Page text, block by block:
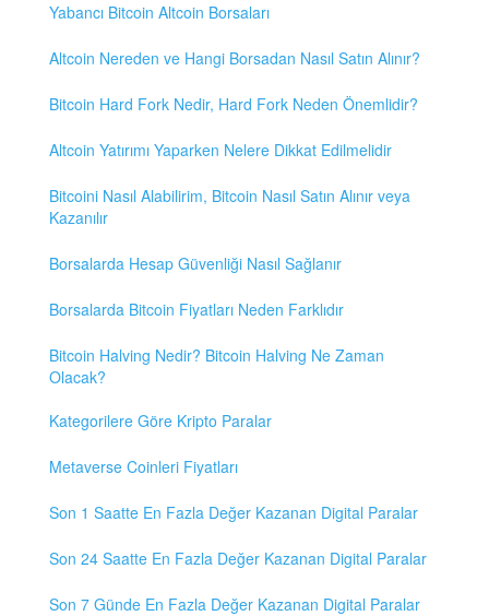
Yabancı Bitcoin Altcoin Borsaları
Altcoin Nereden ve Hangi Borsadan Nasıl Satın Alınır?
Bitcoin Hard Fork Nedir, Hard Fork Neden Önemlidir?
Altcoin Yatırımı Yaparken Nelere Dikkat Edilmelidir
Bitcoini Nasıl Alabilirim, Bitcoin Nasıl Satın Alınır veya
Kazanılır
Borsalarda Hesap Güvenliği Nasıl Sağlanır
Borsalarda Bitcoin Fiyatları Neden Farklıdır
Bitcoin Halving Nedir? Bitcoin Halving Ne Zaman
Olacak?
Kategorilere Göre Kripto Paralar
Metaverse Coinleri Fiyatları
Son 1 Saatte En Fazla Değer Kazanan Digital Paralar
Son 24 Saatte En Fazla Değer Kazanan Digital Paralar
Son 7 Günde En Fazla Değer Kazanan Digital Paralar